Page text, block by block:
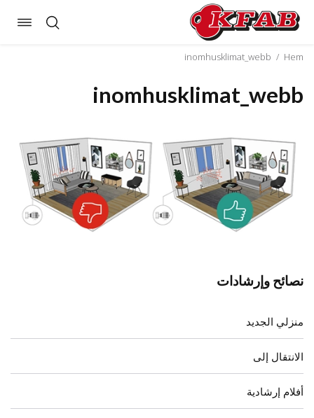
Skip
content
Hem
/
inomhusklimat_webb
نصائح وإرشادات
منزلي الجديد
الانتقال إلى
أفلام إرشادية
inomhusklimat_webb